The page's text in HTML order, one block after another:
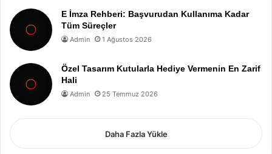
E İmza Rehberi: Başvurudan Kullanıma Kadar
Tüm Süreçler
Admin 1 Ağustos 2026
Özel Tasarım Kutularla Hediye Vermenin En Zarif
Hali
Admin 25 Temmuz 2026
Daha Fazla Yükle